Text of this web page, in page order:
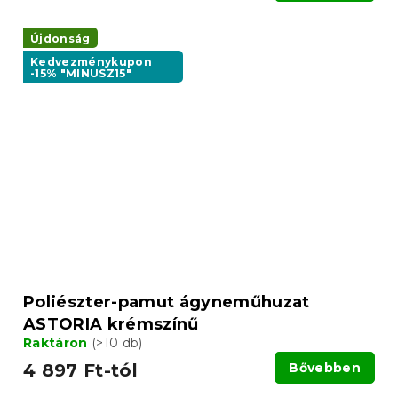
Újdonság
Kedvezménykupon
-15% "MINUSZ15"
Poliészter-pamut ágyneműhuzat
ASTORIA krémszínű
Raktáron (>10 db)
4 897 Ft-tól Bővebben